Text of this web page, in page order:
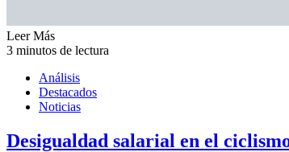
Leer Más
3 minutos de lectura
Análisis
Destacados
Noticias
Desigualdad salarial en el